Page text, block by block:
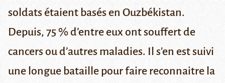
soldats étaient basés en Ouzbékistan.
Depuis, 75 % d’entre eux ont souffert de
cancers ou d’autres maladies. Il s'en est suivi
une longue bataille pour faire reconnaitre la